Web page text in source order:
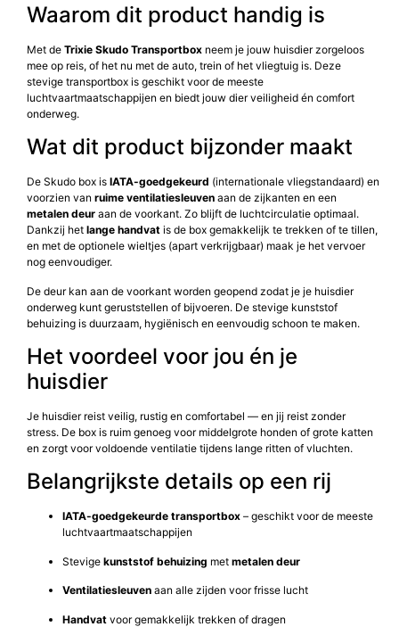
Waarom dit product handig is
Met de Trixie Skudo Transportbox neem je jouw huisdier zorgeloos
mee op reis, of het nu met de auto, trein of het vliegtuig is. Deze
stevige transportbox is geschikt voor de meeste
luchtvaartmaatschappijen en biedt jouw dier veiligheid én comfort
onderweg.
Wat dit product bijzonder maakt
De Skudo box is IATA-goedgekeurd (internationale vliegstandaard) en
voorzien van ruime ventilatiesleuven aan de zijkanten en een
metalen deur aan de voorkant. Zo blijft de luchtcirculatie optimaal.
Dankzij het lange handvat is de box gemakkelijk te trekken of te tillen,
en met de optionele wieltjes (apart verkrijgbaar) maak je het vervoer
nog eenvoudiger.
De deur kan aan de voorkant worden geopend zodat je je huisdier
onderweg kunt geruststellen of bijvoeren. De stevige kunststof
behuizing is duurzaam, hygiënisch en eenvoudig schoon te maken.
Het voordeel voor jou én je
huisdier
Je huisdier reist veilig, rustig en comfortabel — en jij reist zonder
stress. De box is ruim genoeg voor middelgrote honden of grote katten
en zorgt voor voldoende ventilatie tijdens lange ritten of vluchten.
Belangrijkste details op een rij
IATA-goedgekeurde transportbox – geschikt voor de meeste
luchtvaartmaatschappijen
Stevige kunststof behuizing met metalen deur
Ventilatiesleuven aan alle zijden voor frisse lucht
Handvat voor gemakkelijk trekken of dragen